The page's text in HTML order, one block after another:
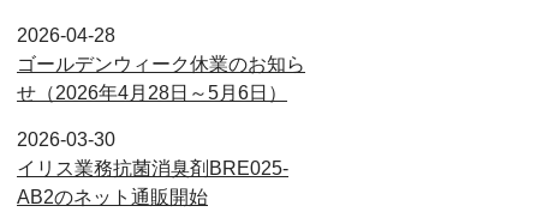
2026-04-28
ゴールデンウィーク休業のお知ら
せ（2026年4月28日～5月6日）
2026-03-30
イリス業務抗菌消臭剤BRE025-
AB2のネット通販開始